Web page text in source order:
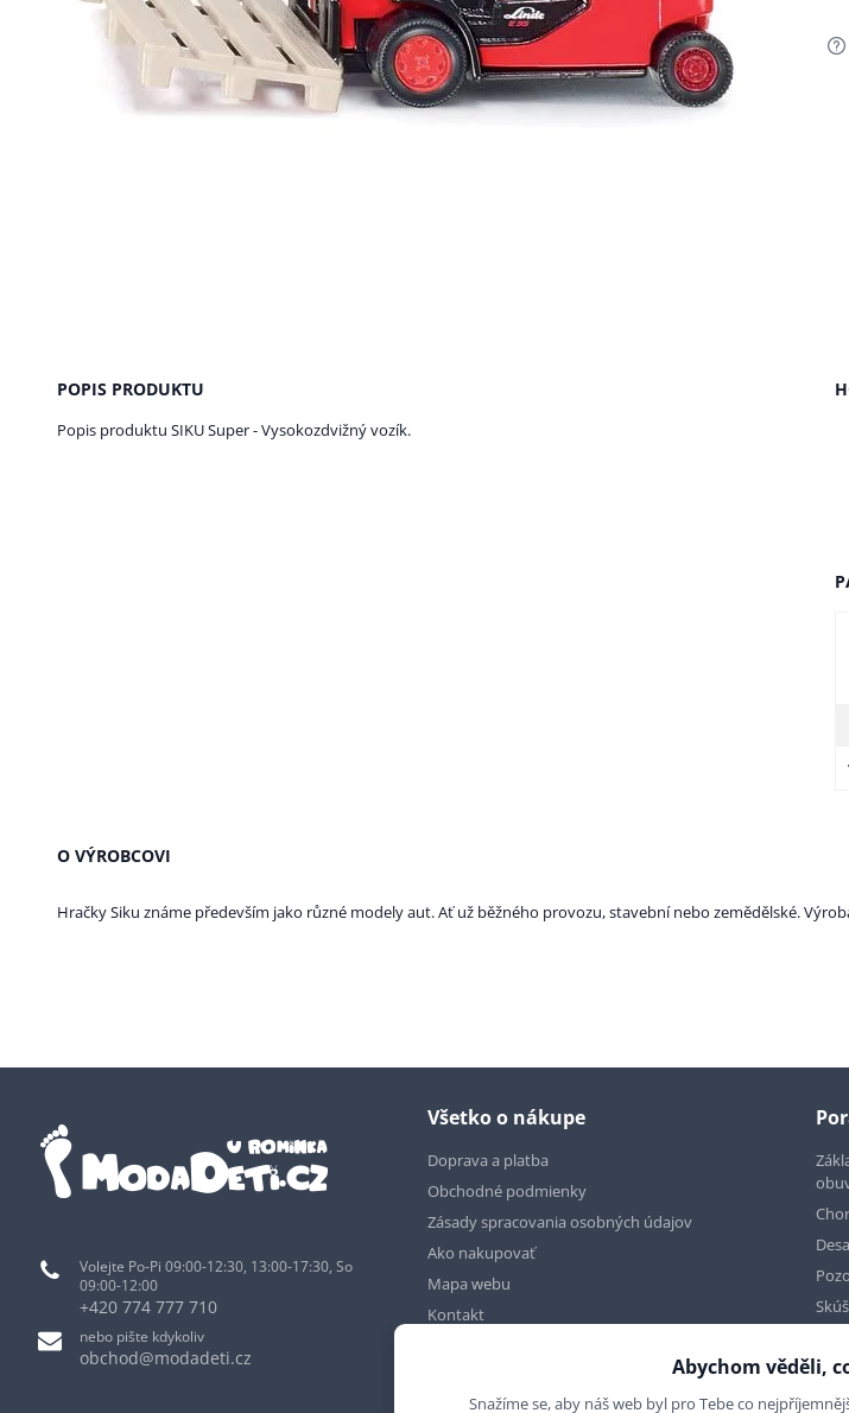
POPIS PRODUKTU
Popis produktu SIKU Super - Vysokozdvižný vozík.
O VÝROBCOVI
Hračky Siku známe především jako různé modely aut. Ať už běžného provozu, stavební nebo zemědělské.
Volejte Po-Pi 09:00-12:30, 13:00-17:30, So
09:00-12:00
+420 774 777 710
nebo pište kdykoliv
obchod@modadeti.cz
Všetko o nákupe
Doprava a platba
Obchodné podmienky
Zásady spracovania osobných údajov
Ako nakupovať
Mapa webu
Kontakt
Abychom věděli,
Snažíme se, aby náš web byl pro Tebe co